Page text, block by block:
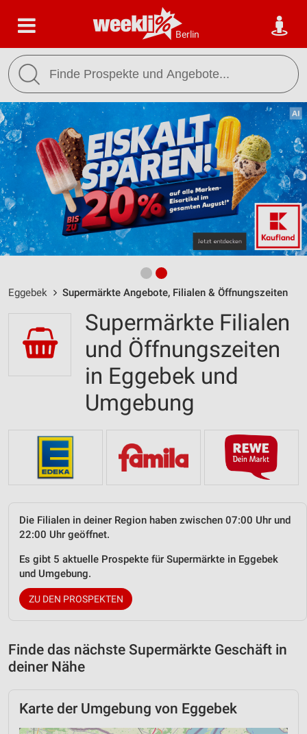
Berlin
Eggebek Supermärkte Angebote, Filialen & Öffnungszeiten
Supermärkte Filialen
und Öffnungszeiten
in Eggebek und
Umgebung
Die Filialen in deiner Region haben zwischen 07:00 Uhr und
22:00 Uhr geöffnet.
Es gibt 5 aktuelle Prospekte für Supermärkte in Eggebek
und Umgebung.
ZU DEN PROSPEKTEN
Finde das nächste Supermärkte Geschäft in
deiner Nähe
Karte der Umgebung von Eggebek